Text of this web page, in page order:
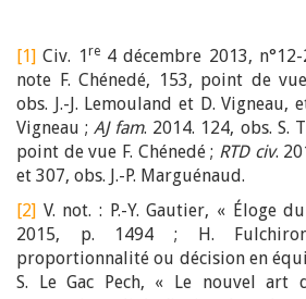
[1] Civ. 1re4 décembre 2013, n°12-
note F. Chénedé, 153, point de
obs. J.-J. Lemouland et D. Vigneau,
Vigneau ;AJ fam. 2014. 124, obs. S.
point de vue F. Chénedé ; RTD civ.
et 307, obs. J.-P. Marguénaud.
[2] V. not. : P.-Y. Gautier, « Éloge
2015, p. 1494 ; H.
proportionnalité ou décision en
S. Le Gac Pech, « Le nouvel